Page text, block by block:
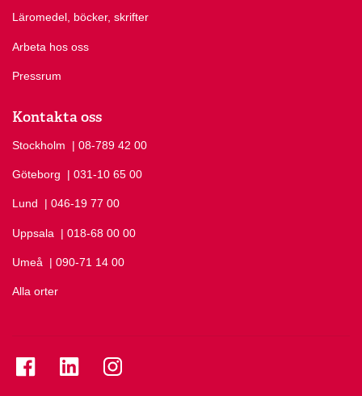
Läromedel, böcker, skrifter
Arbeta hos oss
Pressrum
Kontakta oss
Stockholm Ring Stockholm på
| 08-789 42 00
Göteborg Ring Göteborg på
| 031-10 65 00
Lund Ring Lund på
| 046-19 77 00
Uppsala Ring Uppsala på
| 018-68 00 00
Umeå Ring Umeå på
| 090-71 14 00
Alla orter
Se folkuniversitetet på Facebook
Se folkuniversitetet på LinkedIn